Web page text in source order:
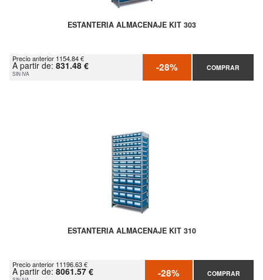
ESTANTERIA ALMACENAJE KIT 303
Precio anterior 1154.84 €
A partir de: 831.48 €
SIN IVA -28% COMPRAR
ESTANTERIA ALMACENAJE KIT 310
Precio anterior 11196.63 €
A partir de: 8061.57 € -28% COMPRAR